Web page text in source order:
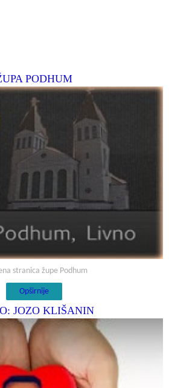
PODHUM
stranica župe Podhum
Opširnije
JOZO KLIŠANIN